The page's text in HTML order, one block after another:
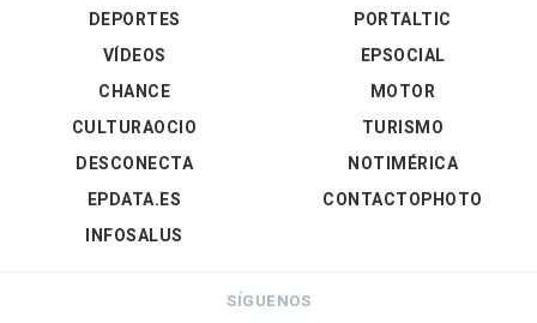
DEPORTES
VÍDEOS
PORTALTIC
EPSOCIAL
CHANCE
CULTURAOCIO
DESCONECTA
EPDATA.ES
INFOSALUS
MOTOR
TURISMO
NOTIMÉRICA
CONTACTOPHOTO
SÍGUENOS